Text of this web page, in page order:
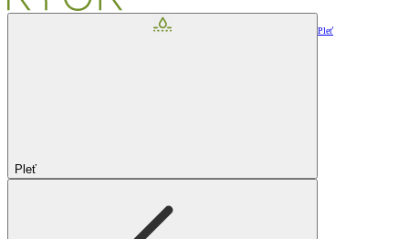
Pleť
Pleť